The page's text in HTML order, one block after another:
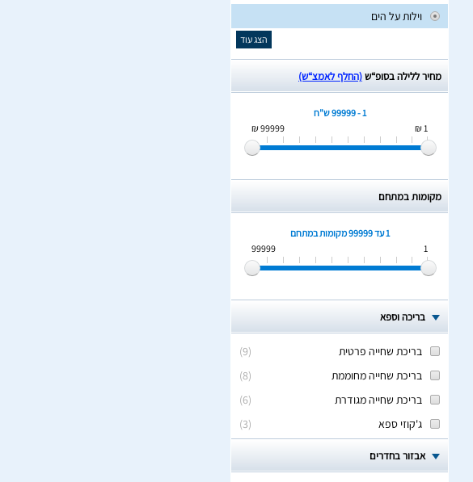
וילות על הים
הצג עוד
מחיר ללילה בסופ“ש(החלף לאמצ“ש)
1 - 99999 ש"ח
1 ₪
99999 ₪
מקומות במתחם
1 עד 99999
מקומות במתחם
1
99999
בריכה וספא
(
9
)
בריכת שחייה פרטית
(
8
)
בריכת שחייה מחוממת
(
6
)
בריכת שחייה מגודרת
(
3
) ג'קוזי ספא
אבזור בחדרים